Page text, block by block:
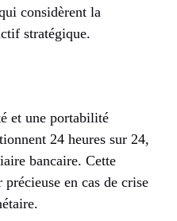
considèrent la
stratégique.
et une portabilité
24 heures sur 24,
bancaire. Cette
précieuse en cas de crise